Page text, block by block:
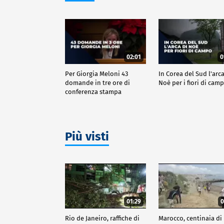
02:01
Per Giorgia Meloni 43
domande in tre ore di
conferenza stampa
In Corea del Sud
Noè per i fiori di
Più visti
01:29
Rio de Janeiro, raffiche di
Marocco, centinaia di